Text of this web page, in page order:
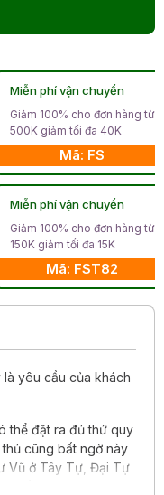
Miễn phí vận chuyển
Giảm 100% cho đơn hàng từ
500K giảm tối đa 40K
Mã: FS
Miễn phí vận chuyển
Giảm 100% cho đơn hàng từ
150K giảm tối đa 15K
Mã: FST82
yêu cầu của khách
thể đặt ra đủ thứ quy
cũng bất ngờ này
Vũ ở Tây Tự, Đại Tự